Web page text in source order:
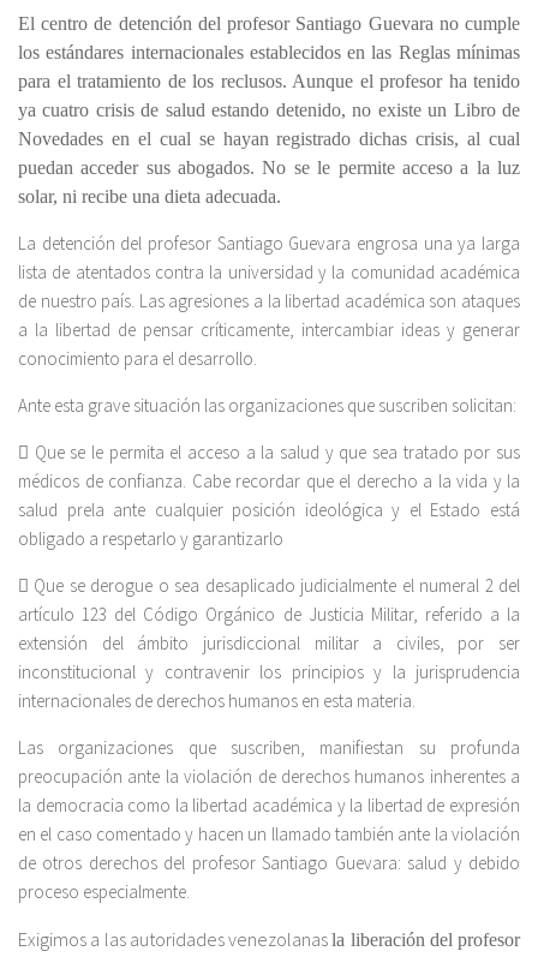
El centro de detención del profesor Santiago Guevara no cumple
los estándares internacionales establecidos en las Reglas mínimas
para el tratamiento de los reclusos. Aunque el profesor ha tenido
ya cuatro crisis de salud estando detenido, no existe un Libro de
Novedades en el cual se hayan registrado dichas crisis, al cual
puedan acceder sus abogados. No se le permite acceso a la luz
solar, ni recibe una dieta adecuada.
La detención del profesor Santiago Guevara engrosa una ya larga
lista de atentados contra la universidad y la comunidad académica
de nuestro país. Las agresiones a la libertad académica son ataques
a la libertad de pensar críticamente, intercambiar ideas y generar
conocimiento para el desarrollo.
Ante esta grave situación las organizaciones que suscriben solicitan:
 Que se le permita el acceso a la salud y que sea tratado por sus
médicos de confianza. Cabe recordar que el derecho a la vida y la
salud prela ante cualquier posición ideológica y el Estado está
obligado a respetarlo y garantizarlo
 Que se derogue o sea desaplicado judicialmente el numeral 2 del
artículo 123 del Código Orgánico de Justicia Militar, referido a la
extensión del ámbito jurisdiccional militar a civiles, por ser
inconstitucional y contravenir los principios y la jurisprudencia
internacionales de derechos humanos en esta materia.
Las organizaciones que suscriben, manifiestan su profunda
preocupación ante la violación de derechos humanos inherentes a
la democracia como la libertad académica y la libertad de expresión
en el caso comentado y hacen un llamado también ante la violación
de otros derechos del profesor Santiago Guevara: salud y debido
proceso especialmente.
Exigimos a las autoridades venezolanasla liberación del profesor